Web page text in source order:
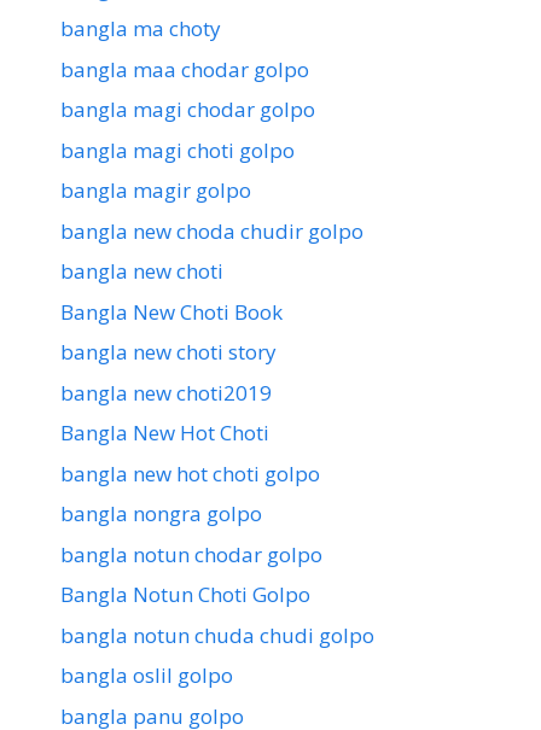
bangla ma choty
bangla maa chodar golpo
bangla magi chodar golpo
bangla magi choti golpo
bangla magir golpo
bangla new choda chudir golpo
bangla new choti
Bangla New Choti Book
bangla new choti story
bangla new choti2019
Bangla New Hot Choti
bangla new hot choti golpo
bangla nongra golpo
bangla notun chodar golpo
Bangla Notun Choti Golpo
bangla notun chuda chudi golpo
bangla oslil golpo
bangla panu golpo